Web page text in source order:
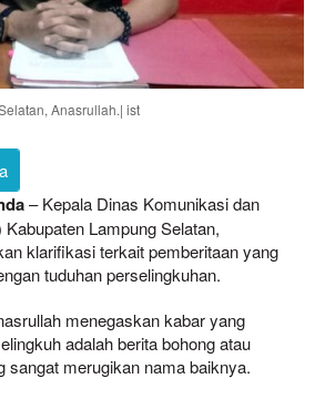
Anasrullah.| ist
– Kepala Dinas Komunikasi dan
Lampung Selatan,
klarifikasi terkait pemberitaan yang
tuduhan perselingkuhan.
menegaskan kabar yang
adalah berita bohong atau
sangat merugikan nama baiknya.